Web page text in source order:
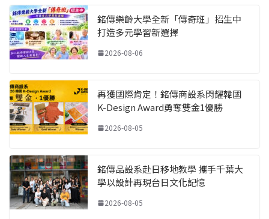
銘傳樂齡大學全新「傳奇班」招生中
打造多元學習新選擇
2026-08-06
再獲國際肯定！銘傳商設系閃耀韓國
K-Design Award勇奪雙金1優勝
2026-08-05
銘傳品設系赴日移地教學 攜手千葉大
學以設計再現台日文化記憶
2026-08-05